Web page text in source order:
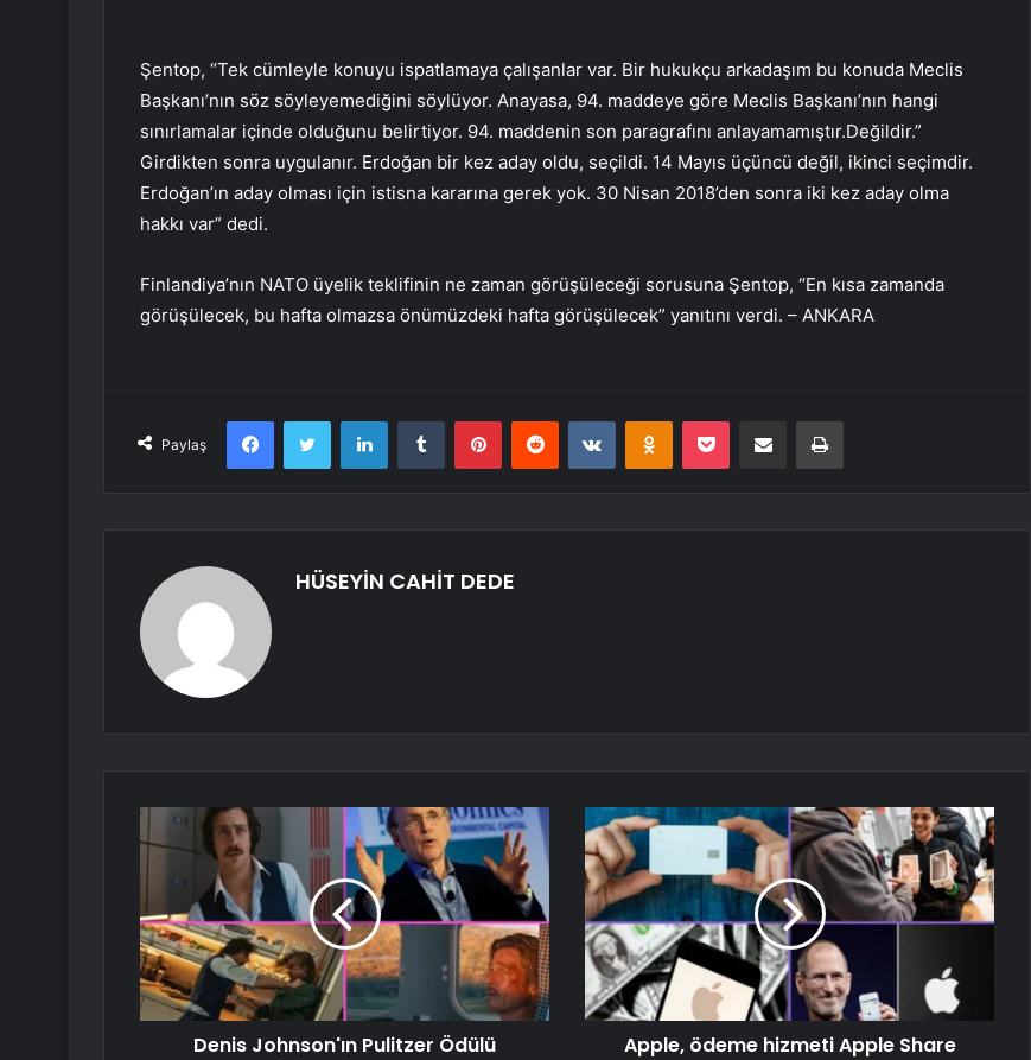
Şentop, “Tek cümleyle konuyu ispatlamaya çalışanlar var. Bir hukukçu arkadaşım bu konuda Meclis
Başkanı’nın söz söyleyemediğini söylüyor. Anayasa, 94. maddeye göre Meclis Başkanı’nın hangi
sınırlamalar içinde olduğunu belirtiyor. 94. maddenin son paragrafını anlayamamıştır.Değildir.”
Girdikten sonra uygulanır. Erdoğan bir kez aday oldu, seçildi. 14 Mayıs üçüncü değil, ikinci seçimdir.
Erdoğan’ın aday olması için istisna kararına gerek yok. 30 Nisan 2018’den sonra iki kez aday olma
hakkı var” dedi.
Finlandiya’nın NATO üyelik teklifinin ne zaman görüşüleceği sorusuna Şentop, “En kısa zamanda
görüşülecek, bu hafta olmazsa önümüzdeki hafta görüşülecek” yanıtını verdi. – ANKARA
Paylaş
FacebookTwitter LinkedInTumblr PinterestReddit VKontakteOdnoklassniki
Pocket E-Posta ile paylaş Yazdır
HÜSEYİN CAHİT DEDE
Denis Johnson'ın Pulitzer Ödülü
Apple, ödeme hizmeti Apple Share